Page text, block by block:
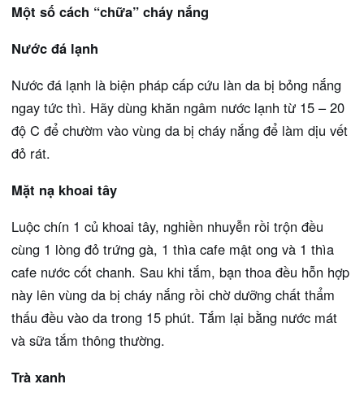
Một số cách “chữa” cháy nắng
Nước đá lạnh
Nước đá lạnh là biện pháp cấp cứu làn da bị bỏng nắng
ngay tức thì. Hãy dùng khăn ngâm nước lạnh từ 15 – 20
độ C để chườm vào vùng da bị cháy nắng để làm dịu vết
đỏ rát.
Mặt nạ khoai tây
Luộc chín 1 củ khoai tây, nghiền nhuyễn rồi trộn đều
cùng 1 lòng đỏ trứng gà, 1 thìa cafe mật ong và 1 thìa
cafe nước cốt chanh. Sau khi tắm, bạn thoa đều hỗn hợp
này lên vùng da bị cháy nắng rồi chờ dưỡng chất thẩm
thấu đều vào da trong 15 phút. Tắm lại bằng nước mát
và sữa tắm thông thường.
Trà xanh